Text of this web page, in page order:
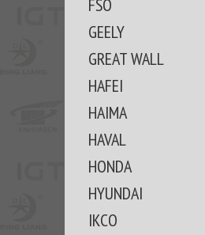
FSO
GEELY
GREAT WALL
HAFEI
HAIMA
HAVAL
HONDA
HYUNDAI
IKCO